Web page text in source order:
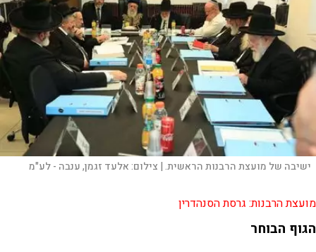
ישיבה של מועצת הרבנות הראשית. | צילום:אלעד זגמן, ענבה - לע"מ
מועצת הרבנות: גרסת הסנהדרין
הגוף הבוחר